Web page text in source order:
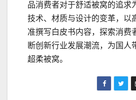
品消费者对于舒适被窝的追求
技术、材质与设计的变革，以
准撰写白皮书内容，探索消费
断创新行业发展潮流，为国人
超柔被窝。